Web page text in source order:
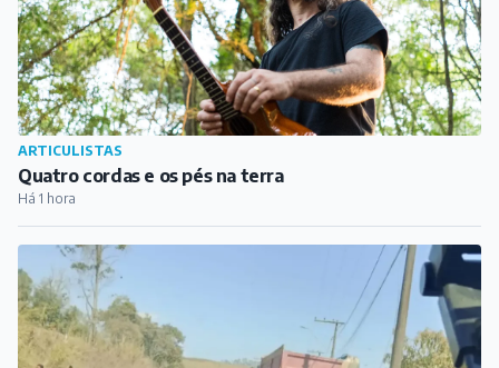
ARTICULISTAS
Quatro cordas e os pés na terra
Há 1 hora